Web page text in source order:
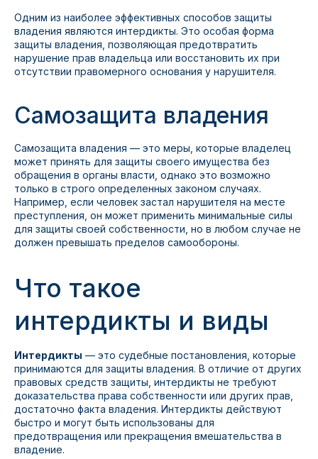
Одним из наиболее эффективных способов защиты
владения являются интердикты. Это особая форма
защиты владения, позволяющая предотвратить
нарушение прав владельца или восстановить их при
отсутствии правомерного основания у нарушителя.
Самозащита владения
Самозащита владения — это меры, которые владелец
может принять для защиты своего имущества без
обращения в органы власти, однако это возможно
только в строго определенных законом случаях.
Например, если человек застал нарушителя на месте
преступления, он может применить минимальные силы
для защиты своей собственности, но в любом случае не
должен превышать пределов самообороны.
Что такое
интердикты и виды
Интердикты — это судебные постановления, которые
принимаются для защиты владения. В отличие от других
правовых средств защиты, интердикты не требуют
доказательства права собственности или других прав,
достаточно факта владения. Интердикты действуют
быстро и могут быть использованы для
предотвращения или прекращения вмешательства в
владение.